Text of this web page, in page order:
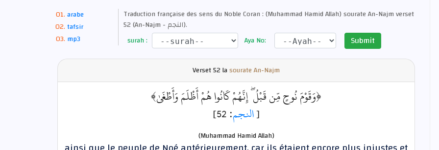
arabe
tafsir
mp3
Traduction française des sens du Noble Coran : (Muhammad Hamid Allah) sourate An-Najm verset
52 (An-Najm - النجم).
surah :
Aya No: Submit
Verset52 lasourate An-Najm
﴿وَقَوْمَ نُوحٍ مِّن قَبْلُ ۖ إِنَّهُمْ كَانُوا هُمْ أَظْلَمَ وَأَطْغَىٰ﴾
[النجم: 52]
(Muhammad Hamid Allah)